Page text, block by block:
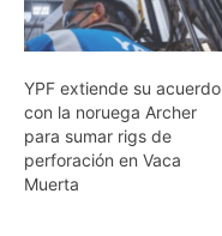
YPF extiende su acuerdo
con la noruega Archer
para sumar rigs de
perforación en Vaca
Muerta